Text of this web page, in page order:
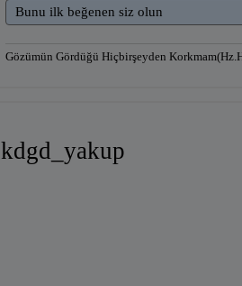
Bunu ilk beğenen siz olun
Gözümün Gördüğü Hiçbirşeyden
kdgd_yakup